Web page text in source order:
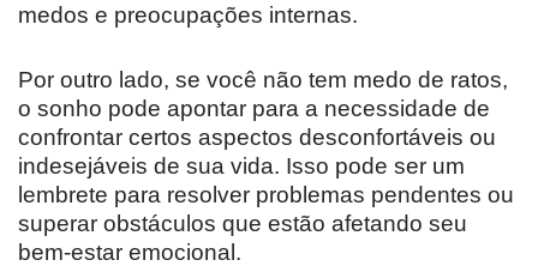
medos e preocupações internas.
Por outro lado, se você não tem medo de ratos,
o sonho pode apontar para a necessidade de
confrontar certos aspectos desconfortáveis ​​ou
indesejáveis ​​de sua vida. Isso pode ser um
lembrete para resolver problemas pendentes ou
superar obstáculos que estão afetando seu
bem-estar emocional.